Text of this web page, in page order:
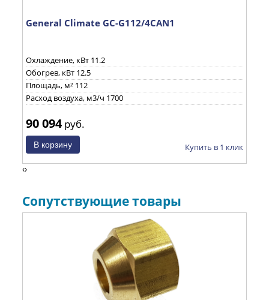
General Climate GC-G112/4CAN1
Охлаждение, кВт 11.2
Обогрев, кВт 12.5
Площадь, м² 112
Расход воздуха, м3/ч 1700
90 094руб.
Купить в 1 клик
‹›
Сопутствующие товары